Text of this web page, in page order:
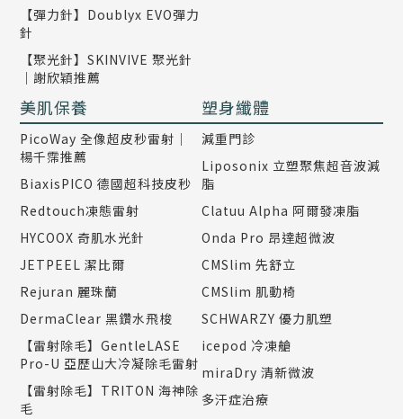
【彈力針】Doublyx EVO彈力
針
【聚光針】SKINVIVE 聚光針
｜謝欣穎推薦
美肌保養
PicoWay 全像超皮秒雷射｜
楊千霈推薦
BiaxisPICO 德國超科技皮秒
Redtouch凍態雷射
HYCOOX 奇肌水光針
JETPEEL 潔比爾
Rejuran 麗珠蘭
DermaClear 黑鑽水飛梭
【雷射除毛】GentleLASE
Pro-U 亞歷山大冷凝除毛雷射
【雷射除毛】TRITON 海神除
毛
塑身纖體
減重門診
Liposonix 立塑聚焦超音波減
脂
Clatuu Alpha 阿爾發凍脂
Onda Pro 昂達超微波
CMSlim 先舒立
CMSlim 肌動椅
SCHWARZY 優力肌塑
icepod 冷凍艙
miraDry 清新微波
多汗症治療